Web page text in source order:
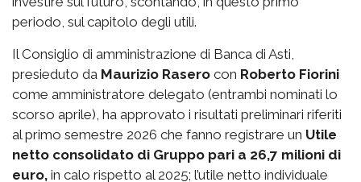
periodo, sul capitolo degli utili.
Il Consiglio di amministrazione di Banca di Asti,
presieduto da Maurizio Rasero con Roberto Fiorini
come amministratore delegato (entrambi nominati lo
scorso aprile), ha approvato i risultati preliminari riferiti
al primo semestre 2026 che fanno registrare un Utile
netto consolidato di Gruppo pari a 26,7 milioni di
euro, in calo rispetto al 2025; l’utile netto individuale